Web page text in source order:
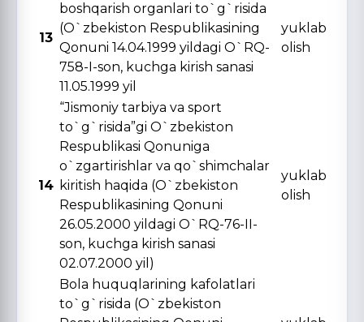
13
boshqarish organlari to`g`risida
(O`zbekiston Respublikasining
Qonuni 14.04.1999 yildagi O`RQ-
758-I-son, kuchga kirish sanasi
11.05.1999 yil
yuklab
olish
14
“Jismoniy tarbiya va sport
to`g`risida”gi O`zbekiston
Respublikasi Qonuniga
o`zgartirishlar va qo`shimchalar
kiritish haqida (O`zbekiston
Respublikasining Qonuni
26.05.2000 yildagi O`RQ-76-II-
son, kuchga kirish sanasi
02.07.2000 yil)
yuklab
olish
Bola huquqlarining kafolatlari
to`g`risida (O`zbekiston